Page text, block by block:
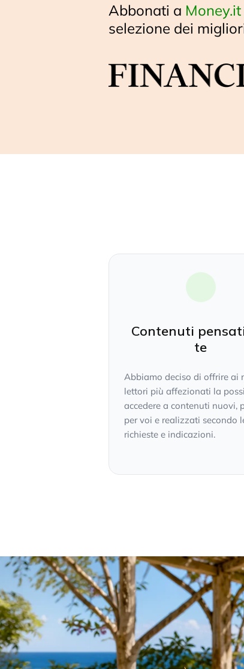
Abbonati a Money.it
selezione dei
Contenuti
te
Abbiamo deciso di offrire ai
lettori più affezionati la
accedere a contenuti nuovi,
per voi e realizzati secondo
richieste e indicazioni.